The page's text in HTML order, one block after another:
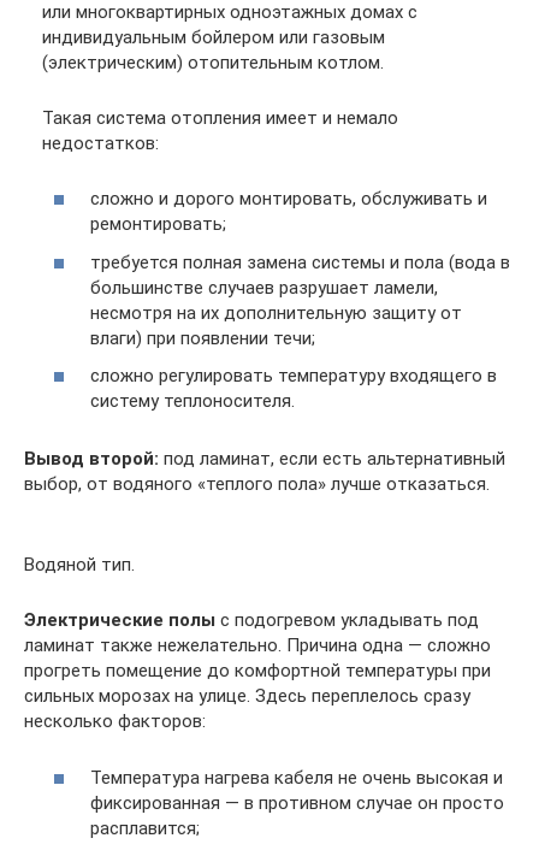
или многоквартирных одноэтажных домах с
индивидуальным бойлером или газовым
(электрическим) отопительным котлом.
Такая система отопления имеет и немало
недостатков:
сложно и дорого монтировать, обслуживать и
ремонтировать;
требуется полная замена системы и пола (вода в
большинстве случаев разрушает ламели,
несмотря на их дополнительную защиту от
влаги) при появлении течи;
сложно регулировать температуру входящего в
систему теплоносителя.
Вывод второй: под ламинат, если есть альтернативный
выбор, от водяного «теплого пола» лучше отказаться.
Водяной тип.
Электрические полы с подогревом укладывать под
ламинат также нежелательно. Причина одна — сложно
прогреть помещение до комфортной температуры при
сильных морозах на улице. Здесь переплелось сразу
несколько факторов:
Температура нагрева кабеля не очень высокая и
фиксированная — в противном случае он просто
расплавится;